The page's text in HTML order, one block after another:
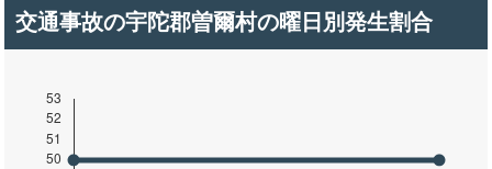
交通事故の宇陀郡曽爾村の曜日別発生割合